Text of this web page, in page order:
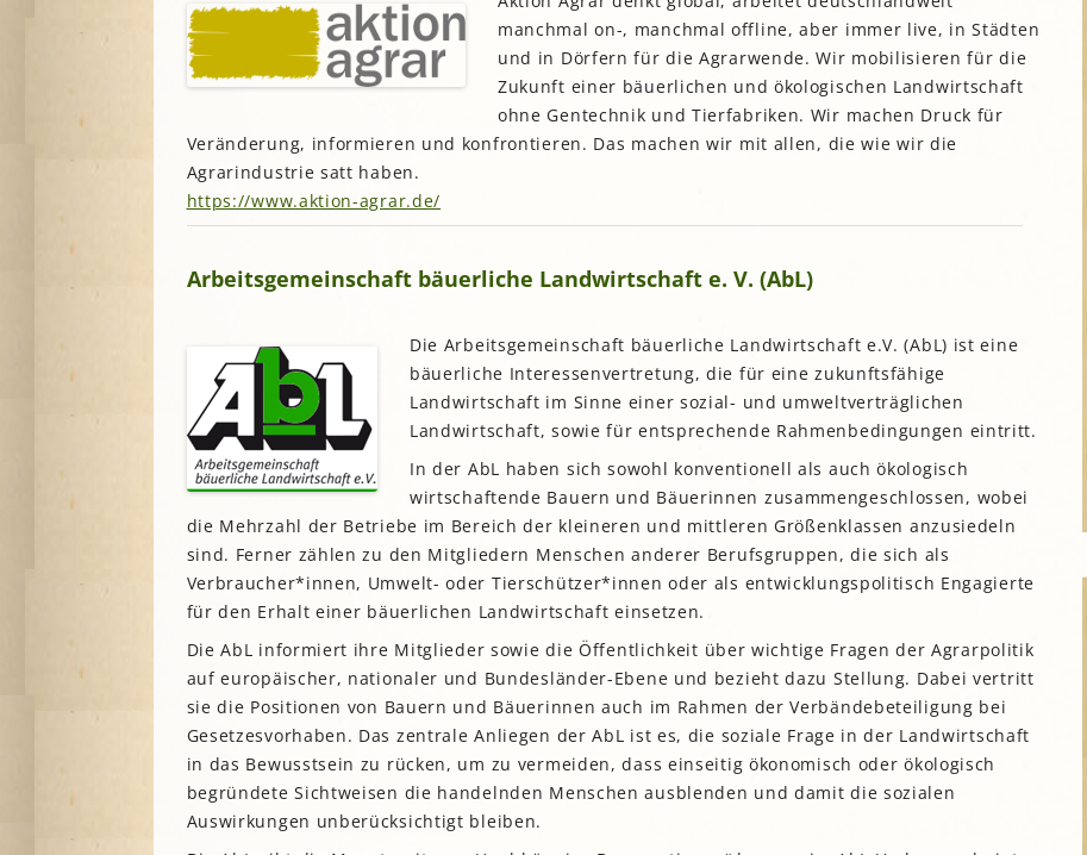
Generationengarten im
Petuelpark
Giesinger Grünspitz
Grünstreifen Oberföhring Huberhäuslgarten
Gemeinschaftsgarten der
Vielfalt der IG Feuerwache
Gemeinschaftsgartenprojekt
„Minga Permadies“ bei
Karlsfeld
Stattpark OLGA Sonnengarten Solln
Ackermannbogen
Urbanes Gärtnern Allach-
Untermenzing
Wabengarten im ÖBZ
WERKSgarten WertFeld
Wogeno Freiham
Gemeinschaftsgarten
Echardingerstraße
Marx-Ring, München-
Ramersdorf
Kosmos unter Null
Nachbarschaftstreff an der
Nordheide
Gemeinschaftsgarten
rosen_heim
TUM Gardening
Hortus Insula Urbana
Klimawandel-Garten der
Bayerischen Landesanstalt
für Weinbau und
Gartenbau (LWG)
Pasinger Magdalenenpark
Lesegärten Lesegarten Stadtbibliothek
Giesing
Saatgutbibliothek der
Stadtbibliothek München
Nasch- und Lesegarten der
Stadtbibliothek Sendling
Mitarbeiter*innengärten
Schulgärten
Historische Gärten
Weitere Gartenprojekte
Grünwerkstatt in der
Messestadt
Münchner Waldgarten
Netzwerk Blühende
Landschaft und
Naturgarten e.V. Haar
Ritzengarten
Spreadseed
Stadtimker
Agropolis
Mikrofarm Ingelsberg:
Gartenparzellen für Hobby-
Gartler
Prälatengarten im Kloster
Schäftlarn
Umweltgarten Neubiberg
Saatgut
Stadtentwicklung
Stadtverwaltung
Stiftungen
Terra Network
Umweltbildung
manchmal on-, manchmal offline, aber immer live, in Städten
und in Dörfern für die Agrarwende. Wir mobilisieren für die
Zukunft einer bäuerlichen und ökologischen Landwirtschaft
ohne Gentechnik und Tierfabriken. Wir machen Druck für
Veränderung, informieren und konfrontieren. Das machen wir mit allen, die wie wir die
Agrarindustrie satt haben.
https://www.aktion-agrar.de/
Arbeitsgemeinschaft bäuerliche Landwirtschaft e. V. (AbL)
Die Arbeitsgemeinschaft bäuerliche Landwirtschaft e.V. (AbL) ist eine
bäuerliche Interessenvertretung, die für eine zukunftsfähige
Landwirtschaft im Sinne einer sozial- und umweltverträglichen
Landwirtschaft, sowie für entsprechende Rahmenbedingungen eintritt.
In der AbL haben sich sowohl konventionell als auch ökologisch
wirtschaftende Bauern und Bäuerinnen zusammengeschlossen, wobei
die Mehrzahl der Betriebe im Bereich der kleineren und mittleren Größenklassen anzusiedeln
sind. Ferner zählen zu den Mitgliedern Menschen anderer Berufsgruppen, die sich als
Verbraucher*innen, Umwelt- oder Tierschützer*innen oder als entwicklungspolitisch Engagierte
für den Erhalt einer bäuerlichen Landwirtschaft einsetzen.
Die AbL informiert ihre Mitglieder sowie die Öffentlichkeit über wichtige Fragen der Agrarpolitik
auf europäischer, nationaler und Bundesländer-Ebene und bezieht dazu Stellung. Dabei vertritt
sie die Positionen von Bauern und Bäuerinnen auch im Rahmen der Verbändebeteiligung bei
Gesetzesvorhaben. Das zentrale Anliegen der AbL ist es, die soziale Frage in der Landwirtschaft
in das Bewusstsein zu rücken, um zu vermeiden, dass einseitig ökonomisch oder ökologisch
begründete Sichtweisen die handelnden Menschen ausblenden und damit die sozialen
Auswirkungen unberücksichtigt bleiben.